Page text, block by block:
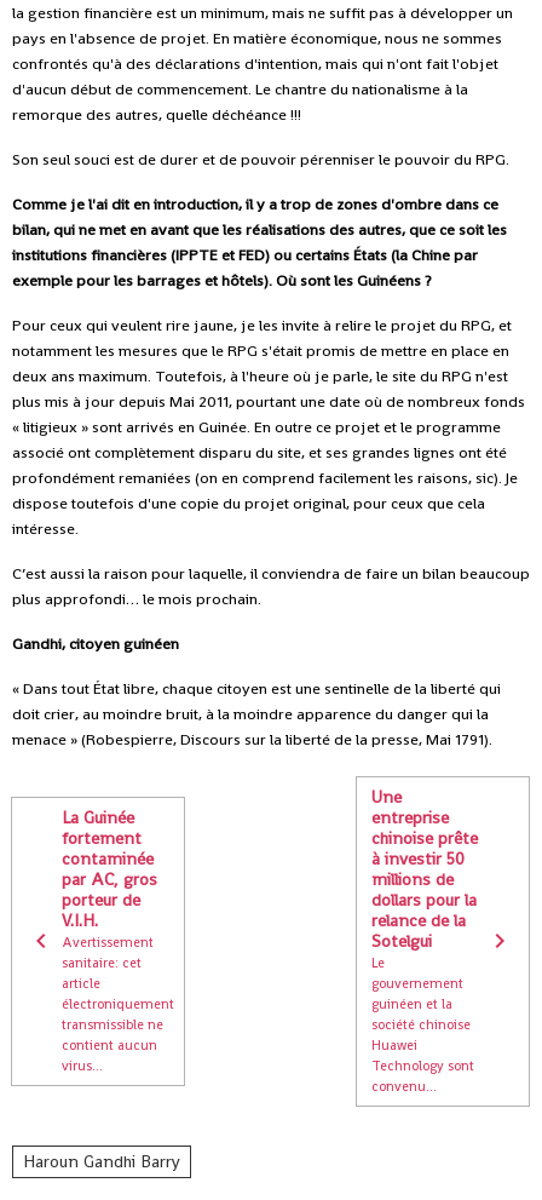
la gestion financière est un minimum, mais ne suffit pas à développer un
pays en l'absence de projet. En matière économique, nous ne sommes
confrontés qu'à des déclarations d'intention, mais qui n'ont fait l'objet
d'aucun début de commencement. Le chantre du nationalisme à la
remorque des autres, quelle déchéance !!!
Son seul souci est de durer et de pouvoir pérenniser le pouvoir du RPG.
Comme je l'ai dit en introduction, il y a trop de zones d'ombre dans ce
bilan, qui ne met en avant que les réalisations des autres, que ce soit les
institutions financières (IPPTE et FED) ou certains États (la Chine par
exemple pour les barrages et hôtels). Où sont les Guinéens ?
Pour ceux qui veulent rire jaune, je les invite à relire le projet du RPG, et
notamment les mesures que le RPG s'était promis de mettre en place en
deux ans maximum. Toutefois, à l'heure où je parle, le site du RPG n'est
plus mis à jour depuis Mai 2011, pourtant une date où de nombreux fonds
« litigieux » sont arrivés en Guinée. En outre ce projet et le programme
associé ont complètement disparu du site, et ses grandes lignes ont été
profondément remaniées (on en comprend facilement les raisons, sic). Je
dispose toutefois d'une copie du projet original, pour ceux que cela
intéresse.
C’est aussi la raison pour laquelle, il conviendra de faire un bilan beaucoup
plus approfondi… le mois prochain.
Gandhi, citoyen guinéen
« Dans tout État libre, chaque citoyen est une sentinelle de la liberté qui
doit crier, au moindre bruit, à la moindre apparence du danger qui la
menace » (Robespierre, Discours sur la liberté de la presse, Mai 1791).
La Guinée
fortement
contaminée
par AC, gros
porteur de
V.I.H.
Avertissement
sanitaire: cet
article
électroniquement
transmissible ne
contient aucun
virus...
Une
entreprise
chinoise prête
à investir 50
millions de
dollars pour la
relance de la
Sotelgui
Le
gouvernement
guinéen et la
société chinoise
Huawei
Technology sont
convenu...
Haroun Gandhi Barry